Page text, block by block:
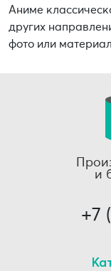
Аниме
других
фото или
и
+7